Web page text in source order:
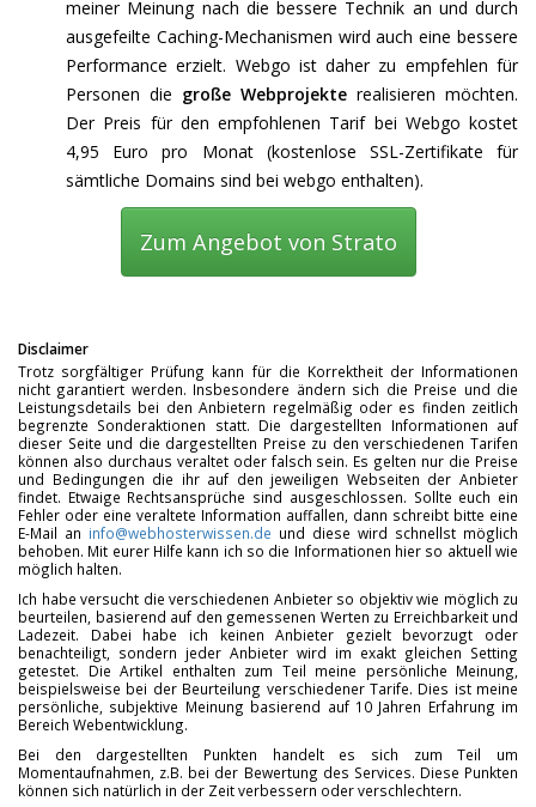
meiner Meinung nach die bessere Technik an und durch
ausgefeilte Caching-Mechanismen wird auch eine bessere
Performance erzielt. Webgo ist daher zu empfehlen für
Personen die große Webprojekte realisieren möchten.
Der Preis für den empfohlenen Tarif bei Webgo kostet
4,95 Euro pro Monat (kostenlose SSL-Zertifikate für
sämtliche Domains sind bei webgo enthalten).
Zum Angebot von Strato
Disclaimer
Trotz sorgfältiger Prüfung kann für die Korrektheit der Informationen
nicht garantiert werden. Insbesondere ändern sich die Preise und die
Leistungsdetails bei den Anbietern regelmäßig oder es finden zeitlich
begrenzte Sonderaktionen statt. Die dargestellten Informationen auf
dieser Seite und die dargestellten Preise zu den verschiedenen Tarifen
können also durchaus veraltet oder falsch sein. Es gelten nur die Preise
und Bedingungen die ihr auf den jeweiligen Webseiten der Anbieter
findet. Etwaige Rechtsansprüche sind ausgeschlossen. Sollte euch ein
Fehler oder eine veraltete Information auffallen, dann schreibt bitte eine
E-Mail an info@webhosterwissen.de und diese wird schnellst möglich
behoben. Mit eurer Hilfe kann ich so die Informationen hier so aktuell wie
möglich halten.
Ich habe versucht die verschiedenen Anbieter so objektiv wie möglich zu
beurteilen, basierend auf den gemessenen Werten zu Erreichbarkeit und
Ladezeit. Dabei habe ich keinen Anbieter gezielt bevorzugt oder
benachteiligt, sondern jeder Anbieter wird im exakt gleichen Setting
getestet. Die Artikel enthalten zum Teil meine persönliche Meinung,
beispielsweise bei der Beurteilung verschiedener Tarife. Dies ist meine
persönliche, subjektive Meinung basierend auf 10 Jahren Erfahrung im
Bereich Webentwicklung.
Bei den dargestellten Punkten handelt es sich zum Teil um
Momentaufnahmen, z.B. bei der Bewertung des Services. Diese Punkten
können sich natürlich in der Zeit verbessern oder verschlechtern.